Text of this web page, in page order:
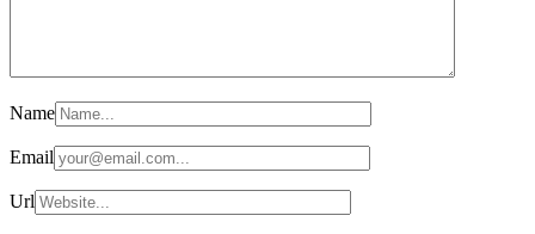
Name
Email
Url